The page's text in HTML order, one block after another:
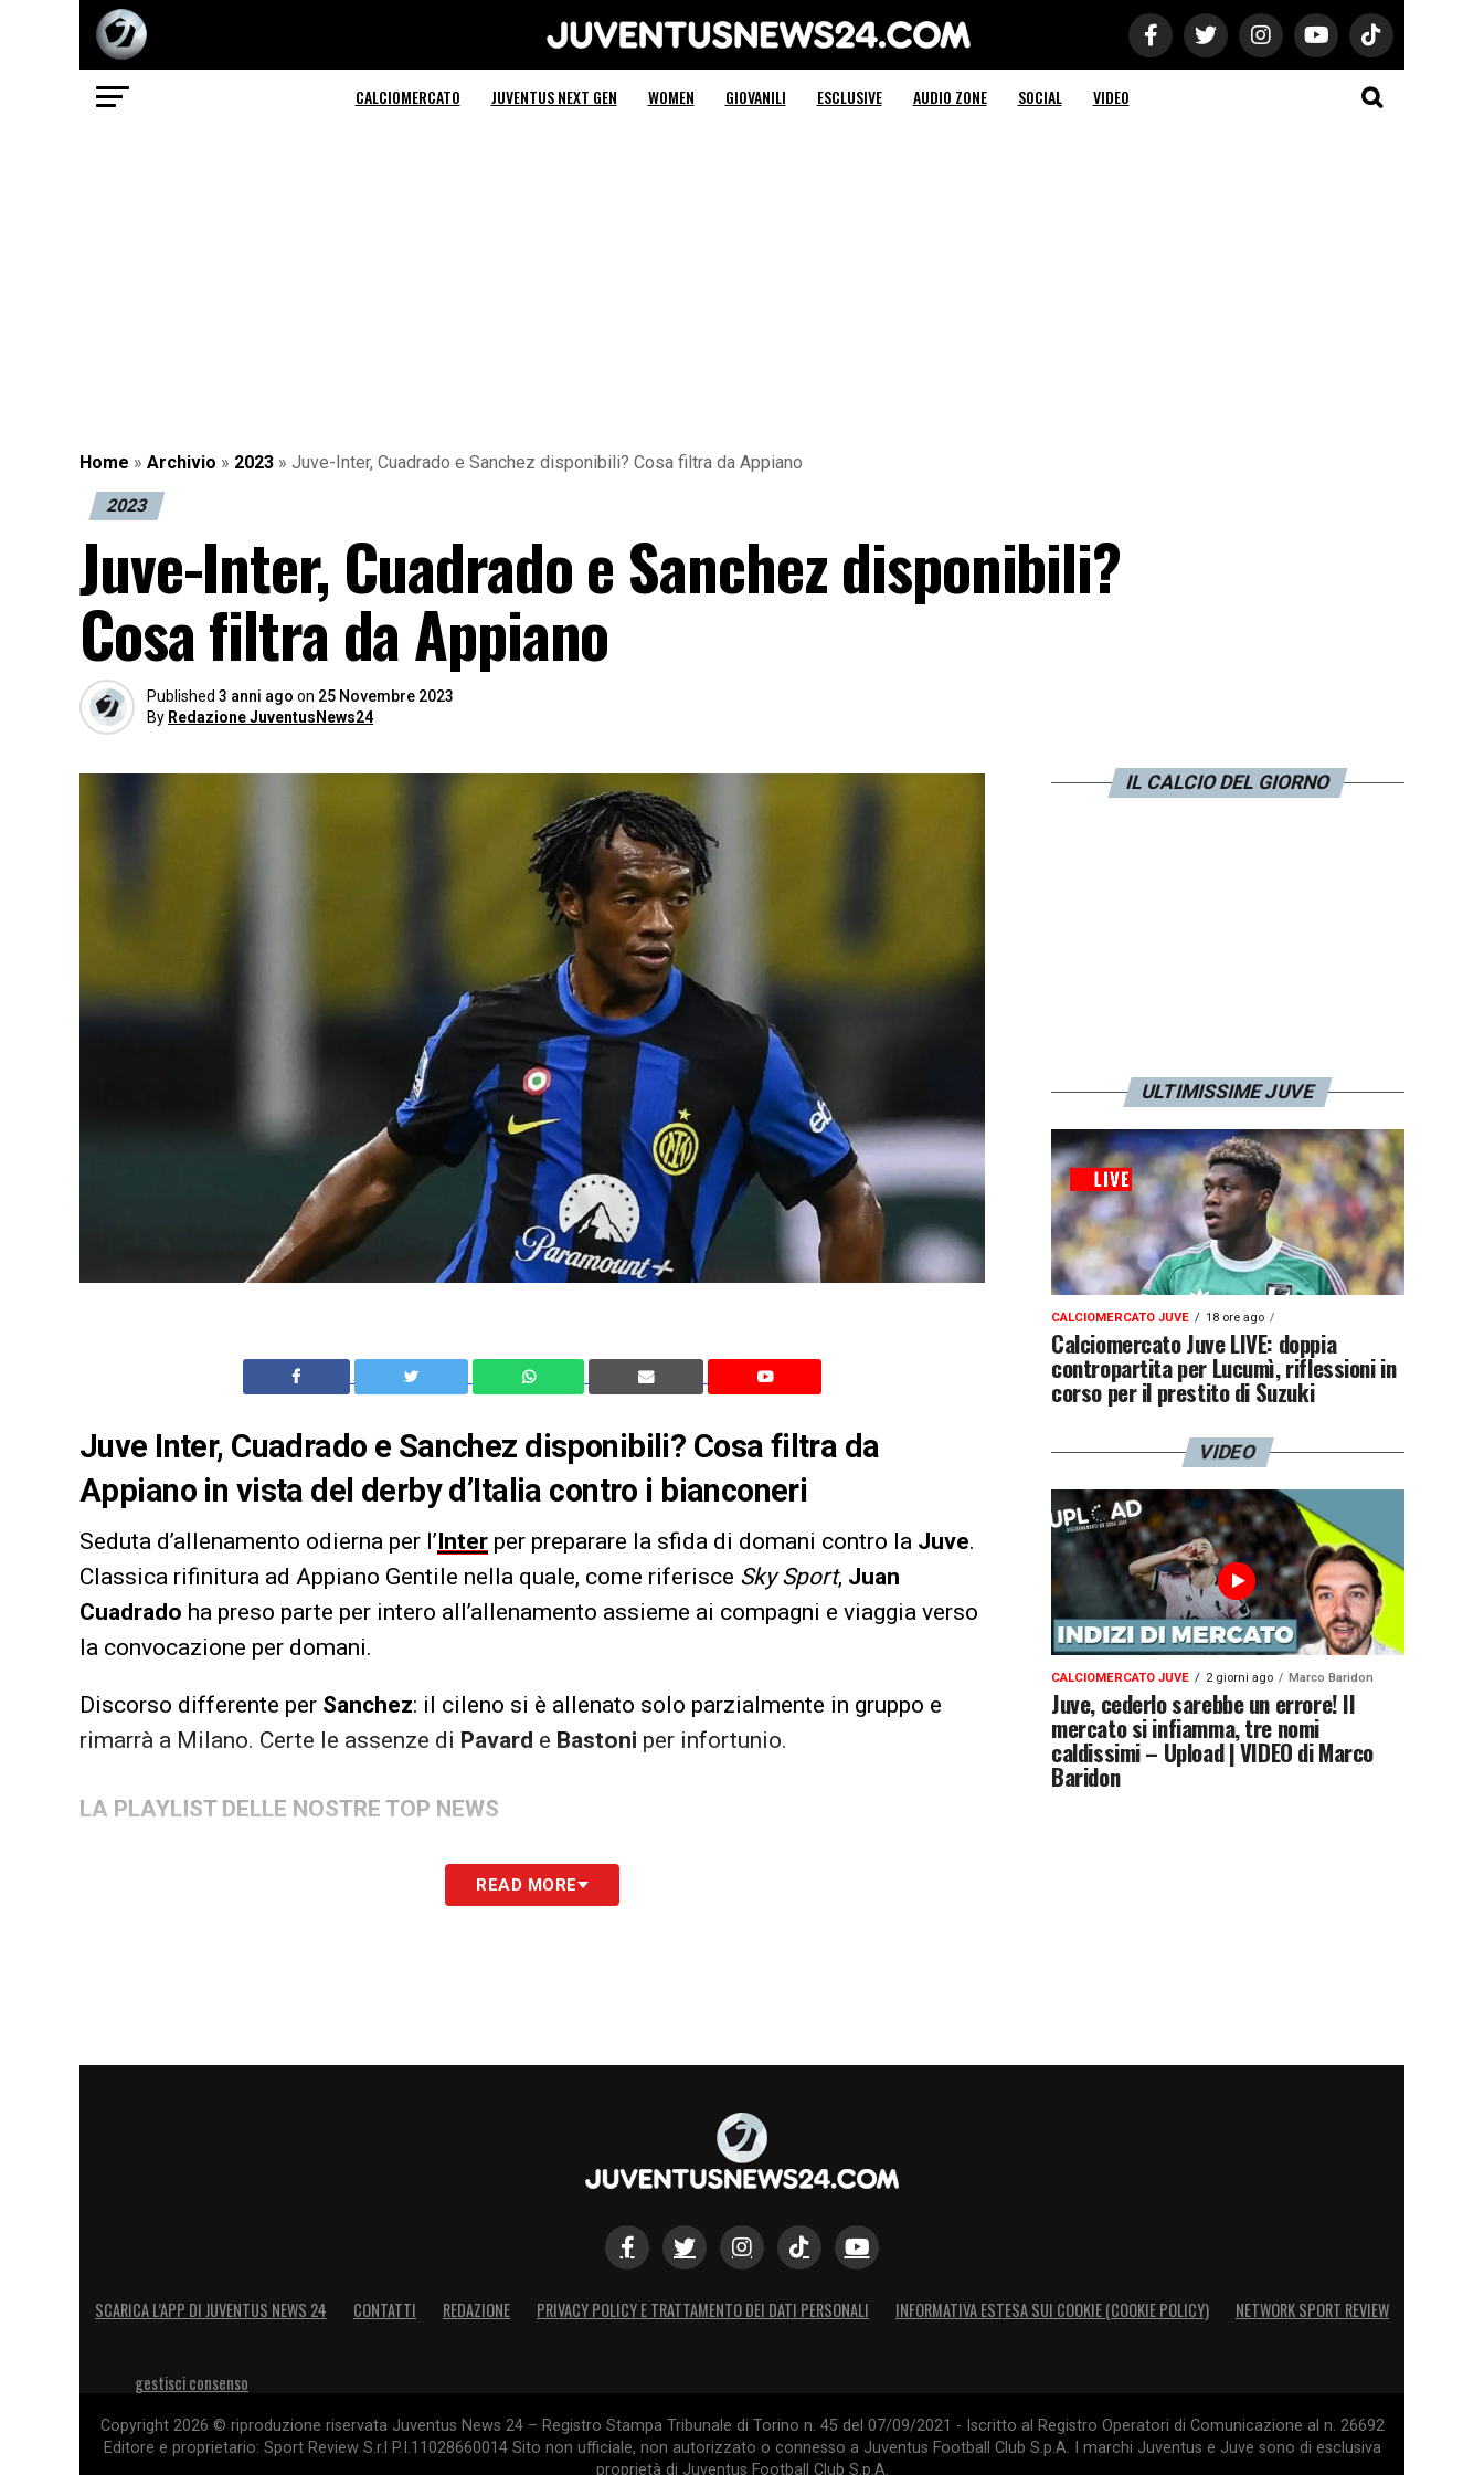
Juventus News 24
CALCIOMERCATO JUVENTUS NEXT GEN WOMEN GIOVANILI ESCLUSIVE AUDIO ZONE SOCIAL VIDEO
Home » Archivio » 2023 » Juve-Inter, Cuadrado e Sanchez disponibili? Cosa filtra da Appiano
2023
Juve-Inter, Cuadrado e Sanchez disponibili?
Cosa filtra da Appiano
Published 3 anni ago on 25 Novembre 2023
By Redazione JuventusNews24
Juve Inter, Cuadrado e Sanchez disponibili? Cosa filtra da
Appiano in vista del derby d’Italia contro i bianconeri
Seduta d’allenamento odierna per l’Inter per preparare la sfida di domani contro la Juve.
Classica rifinitura ad Appiano Gentile nella quale, come riferisce Sky Sport, Juan
Cuadrado ha preso parte per intero all’allenamento assieme ai compagni e viaggia verso
la convocazione per domani.
Discorso differente per Sanchez: il cileno si è allenato solo parzialmente in gruppo e
rimarrà a Milano. Certe le assenze di Pavard e Bastoni per infortunio.
LA PLAYLIST DELLE NOSTRE TOP NEWS
READ MORE
IL CALCIO DEL GIORNO
ULTIMISSIME JUVE
CALCIOMERCATO JUVE 18 ore ago
Calciomercato Juve LIVE: doppia
contropartita per Lucumì, riflessioni in
corso per il prestito di Suzuki
VIDEO
CALCIOMERCATO JUVE 2 giorni ago Marco Baridon
Juve, cederlo sarebbe un errore! Il
mercato si infiamma, tre nomi
caldissimi – Upload | VIDEO di Marco
Baridon
SCARICA L’APP DI JUVENTUS NEWS 24 CONTATTI REDAZIONE PRIVACY POLICY E TRATTAMENTO DEI DATI PERSONALI INFORMATIVA ESTESA SUI COOKIE (COOKIE POLICY) NETWORK SPORT REVIEW
gestisci consenso
Copyright 2026 © riproduzione riservata Juventus News 24 – Registro Stampa Tribunale di Torino n. 45 del 07/09/2021 - Iscritto al Registro Operatori di Comunicazione al n. 26692
Editore e proprietario: Sport Review S.r.l P.I.11028660014 Sito non ufficiale, non autorizzato o connesso a Juventus Football Club S.p.A. I marchi Juventus e Juve sono di esclusiva
proprietà di Juventus Football Club S.p.A.